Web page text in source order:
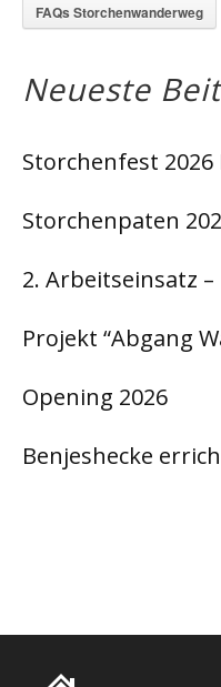
FAQs Storchenwanderweg
Neueste
Storchenfest 2026
Storchenpaten
2. Arbeitseinsatz
Projekt “Abgang
Opening 2026
Benjeshecke